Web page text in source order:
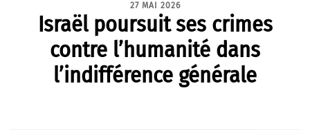
27 MAI 2026
Israël poursuit ses crimes
contre l’humanité dans
l’indifférence générale